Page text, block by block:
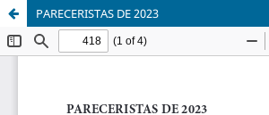
PARECERISTAS DE 2023